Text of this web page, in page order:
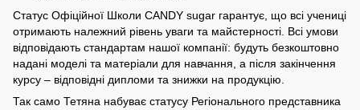
Статус Офіційної Школи CANDY sugar гарантує, що всі учениці
отримають належний рівень уваги та майстерності. Всі умови
відповідають стандартам нашої компанії: будуть безкоштовно
надані моделі та матеріали для навчання, а після закінчення
курсу – відповідні дипломи та знижки на продукцію.
Так само Тетяна набуває статусу Регіонального представника